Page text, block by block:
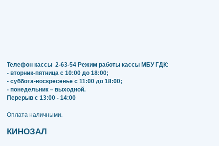
Телефон кассы 2-63-54 Режим работы кассы МБУ ГДК:
- вторник-пятница с 10:00 до 18:00;
- суббота-воскресенье с 11:00 до 18:00;
- понедельник – выходной.
Перерыв с 13:00 - 14:00
​​​​​​​Оплата наличными.
КИНОЗАЛ